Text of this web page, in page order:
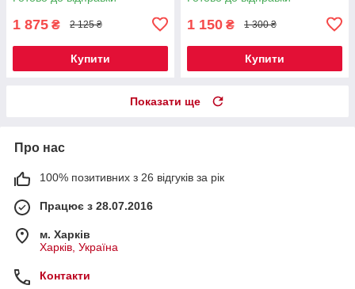
1 875 ₴ 2 125 ₴
Купити
1 150 ₴ 1 300 ₴
Купити
Показати ще
Про нас
100% позитивних з 26 відгуків за рік
Працює з 28.07.2016
м. Харків
Харків, Україна
Контакти